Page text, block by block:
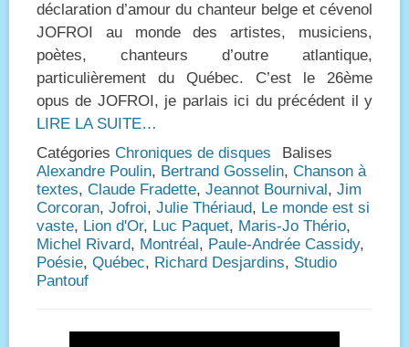
déclaration d’amour du chanteur belge et cévenol
JOFROI au monde des artistes, musiciens,
poètes, chanteurs d’outre atlantique,
particulièrement du Québec. C’est le 26ème
opus de JOFROI, je parlais ici du précédent il y
LIRE LA SUITE…
Catégories Chroniques de disques
Balises
Alexandre Poulin, Bertrand Gosselin, Chanson à
textes, Claude Fradette, Jeannot Bournival, Jim
Corcoran, Jofroi, Julie Thériaud, Le monde est si
vaste, Lion d'Or, Luc Paquet, Maris-Jo Thério,
Michel Rivard, Montréal, Paule-Andrée Cassidy,
Poésie, Québec, Richard Desjardins, Studio
Pantouf